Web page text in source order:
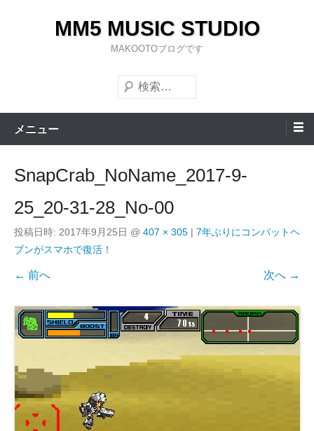
キ
MM5 MUSIC STUDIO
MAKOOTOブログです
検
索
メニュー
SnapCrab_NoName_2017-9-
25_20-31-28_No-00
投稿日時: 2017年9月25日 @ 407 × 305 | 7年ぶりにコンバットヘ
ブンがスマホで復活！
← 前へ 次へ →